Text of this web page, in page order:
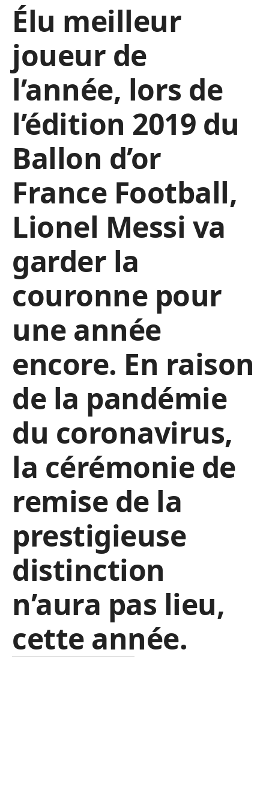
Élu meilleur
joueur de
l’année, lors de
l’édition 2019 du
Ballon d’or
France Football,
Lionel Messi va
garder la
couronne pour
une année
encore. En raison
de la pandémie
du coronavirus,
la cérémonie de
remise de la
prestigieuse
distinction
n’aura pas lieu,
cette année.